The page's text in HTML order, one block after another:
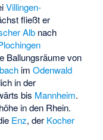
Villingen-
fließt er
Alb nach
Ballungsräume von
imOdenwald
in der
bis Mannheim.
in den Rhein.
Enz, der Kocher